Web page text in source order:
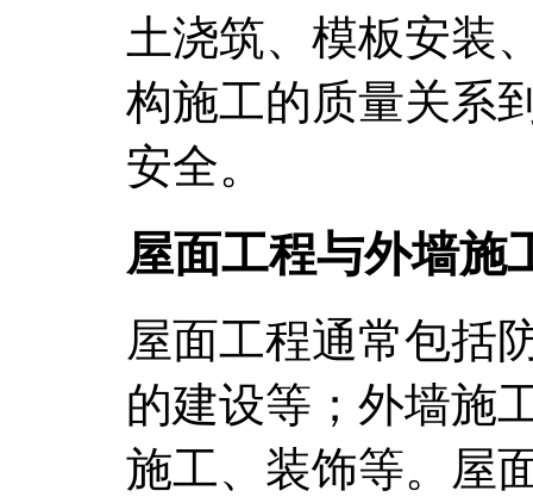
土浇筑、模板安装
构施工的质量关系
安全。
屋面工程与外墙施
屋面工程通常包括
的建设等；外墙施
施工、装饰等。屋